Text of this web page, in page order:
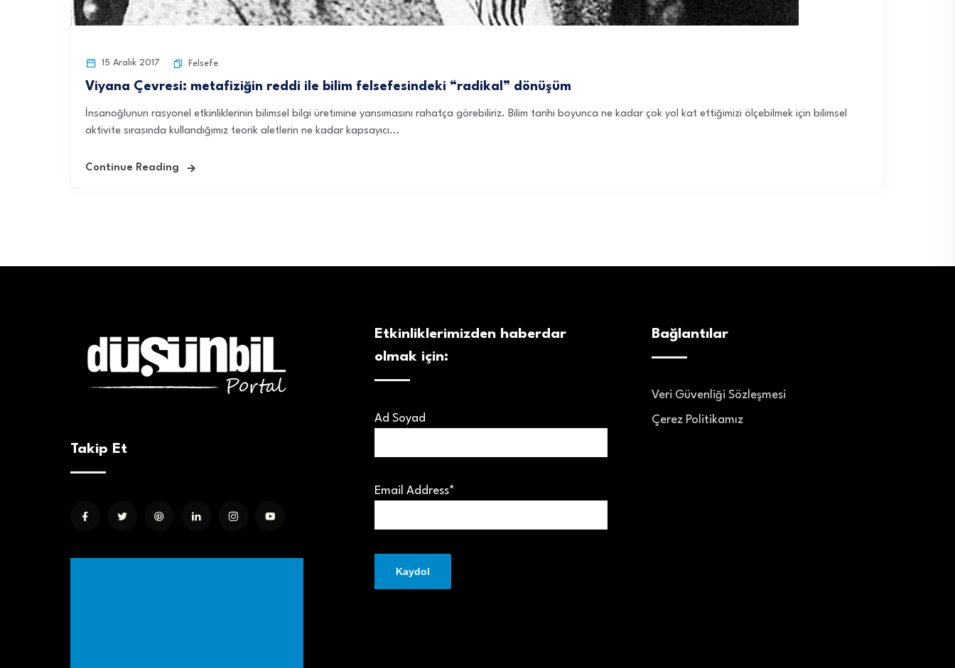
15 Aralık 2017 Felsefe
Viyana Çevresi: metafiziğin reddi ile bilim felsefesindeki “radikal” dönüşüm
İnsanoğlunun rasyonel etkinliklerinin bilimsel bilgi üretimine yansımasını rahatça görebiliriz. Bilim tarihi boyunca ne kadar çok yol kat ettiğimizi ölçebilmek için bilimsel
aktivite sırasında kullandığımız teorik aletlerin ne kadar kapsayıcı...
Continue Reading
Takip Et
Etkinliklerimizden haberdar
olmak için:
Ad Soyad
Email Address*
Bağlantılar
Veri Güvenliği Sözleşmesi
Çerez Politikamız